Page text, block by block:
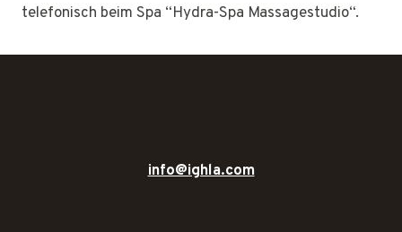
telefonisch beim Spa “Hydra-Spa Massagestudio“.
info@ighla.com